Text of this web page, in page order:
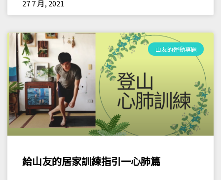
27 7 月, 2021
山友的運動專題
給山友的居家訓練指引一心肺篇